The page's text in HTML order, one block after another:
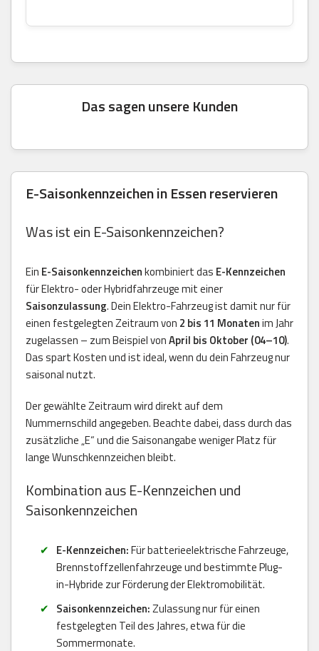
Das sagen unsere Kunden
E-Saisonkennzeichen in Essen reservieren
Was ist ein E-Saisonkennzeichen?
Ein E-Saisonkennzeichenkombiniert das E-Kennzeichen
für Elektro- oder Hybridfahrzeuge mit einer
Saisonzulassung. Dein Elektro-Fahrzeug ist damit nur für
einen festgelegten Zeitraum von 2 bis 11 Monatenim Jahr
zugelassen – zum Beispiel vonApril bis Oktober (04–10).
Das spart Kosten und ist ideal, wenn du dein Fahrzeug nur
saisonal nutzt.
Der gewählte Zeitraum wird direkt auf dem
Nummernschild angegeben. Beachte dabei, dass durch das
zusätzliche „E“ und die Saisonangabe weniger Platz für
lange Wunschkennzeichen bleibt.
Kombination aus E-Kennzeichen und
Saisonkennzeichen
E-Kennzeichen:Für batterieelektrische Fahrzeuge,
Brennstoffzellenfahrzeuge und bestimmte Plug-
in-Hybride zur Förderung der Elektromobilität.
Saisonkennzeichen:Zulassung nur für einen
festgelegten Teil des Jahres, etwa für die
Sommermonate.